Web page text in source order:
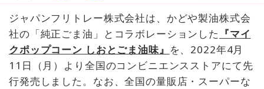
ジャパンフリトレー株式会社は、かどや製油株式会
社の「純正ごま油」とコラボレーションした 『マイ
クポップコーン しおとごま油味』 を、2022年4月
11日（月）より全国のコンビニエンスストアにて先
行発売しました。なお、全国の量販店・スーパーな